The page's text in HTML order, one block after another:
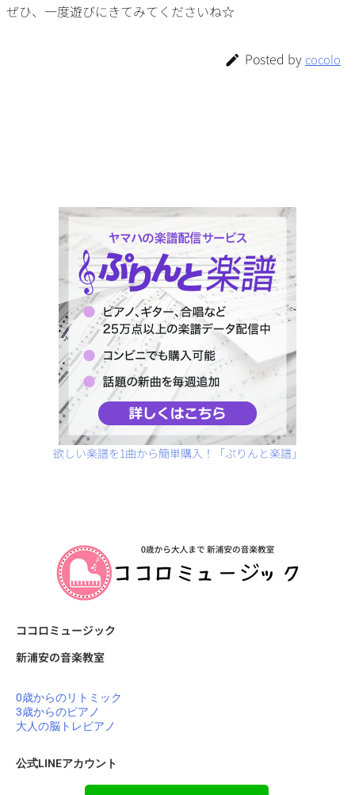
ぜひ、一度遊びにきてみてくださいね☆
 Posted by cocolo
欲しい楽譜を1曲から簡単購入！「ぷりんと楽譜」
ココロミュージック
新浦安の音楽教室
0歳からのリトミック
3歳からのピアノ
大人の脳トレピアノ
公式LINEアカウント